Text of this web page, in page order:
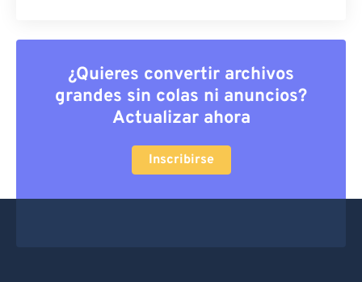
¿Quieres convertir archivos
grandes sin colas ni anuncios?
Actualizar ahora
Inscribirse